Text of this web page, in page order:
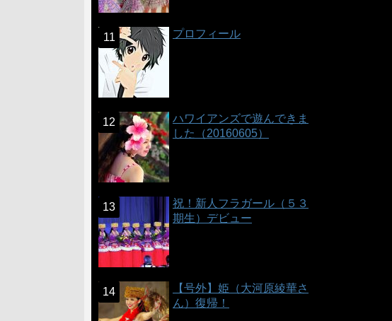
プロフィール
ハワイアンズで遊んできま
した（20160605）
祝！新人フラガール（５３
期生）デビュー
【号外】姫（大河原綾華さ
ん）復帰！